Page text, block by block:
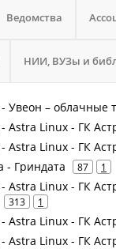
Ведомства
НИИ, ВУЗы и
Увеон – облачные
Astra Linux - ГК
Astra Linux - ГК
- Гриндата 87 1
Astra Linux - ГК
313 1
Astra Linux - ГК
Astra Linux - ГК